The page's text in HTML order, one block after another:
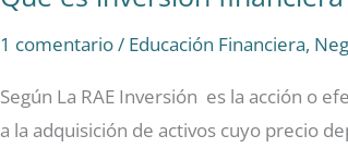
1 comentario/ Educación Financiera,
Según La RAE Inversión es la acción o
a la adquisición de activos cuyo precio
inversión